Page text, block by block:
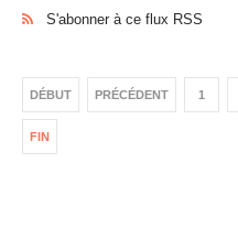
S'abonner à ce flux RSS
DÉBUT PRÉCÉDENT 1
FIN